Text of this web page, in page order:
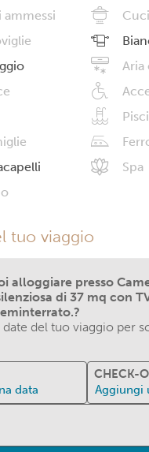
ammessi
Aria
Spa
tuo viaggio
alloggiare presso
di 37 mq con
date del tuo viaggio per
data
CHECK-
Aggiungi